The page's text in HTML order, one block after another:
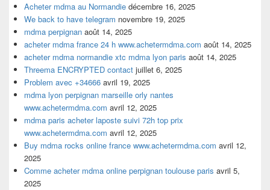
Acheter mdma au Normandie décembre 16, 2025
We back to have telegram novembre 19, 2025
mdma perpignan août 14, 2025
acheter mdma france 24 h www.achetermdma.com août 14, 2025
acheter mdma normandie xtc mdma lyon paris août 14, 2025
Threema ENCRYPTED contact juillet 6, 2025
Problem avec +34666 avril 19, 2025
mdma lyon perpignan marseille orly nantes
www.achetermdma.com avril 12, 2025
mdma paris acheter laposte suivi 72h top prix
www.achetermdma.com avril 12, 2025
Buy mdma rocks online france www.achetermdma.com avril 12,
2025
Comme acheter mdma online perpignan toulouse paris avril 5,
2025